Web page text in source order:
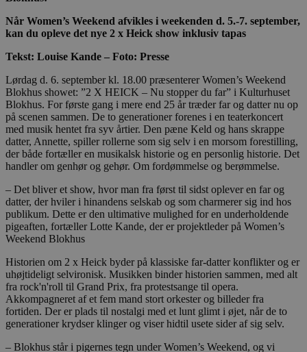
Når Women’s Weekend afvikles i weekenden d. 5.-7. september,
kan du opleve det nye 2 x Heick show inklusiv tapas
Tekst: Louise Kande – Foto: Presse
Lørdag d. 6. september kl. 18.00 præsenterer Women’s Weekend
Blokhus showet: ”2 X HEICK – Nu stopper du far” i Kulturhuset
Blokhus. For første gang i mere end 25 år træder far og datter nu op
på scenen sammen. De to generationer forenes i en teaterkoncert
med musik hentet fra syv årtier. Den pæne Keld og hans skrappe
datter, Annette, spiller rollerne som sig selv i en morsom forestilling,
der både fortæller en musikalsk historie og en personlig historie. Det
handler om genhør og gehør. Om fordømmelse og berømmelse.
– Det bliver et show, hvor man fra først til sidst oplever en far og
datter, der hviler i hinandens selskab og som charmerer sig ind hos
publikum. Dette er den ultimative mulighed for en underholdende
pigeaften, fortæller Lotte Kande, der er projektleder på Women’s
Weekend Blokhus
Historien om 2 x Heick byder på klassiske far-datter konflikter og er
uhøjtideligt selvironisk. Musikken binder historien sammen, med alt
fra rock'n'roll til Grand Prix, fra protestsange til opera.
Akkompagneret af et fem mand stort orkester og billeder fra
fortiden. Der er plads til nostalgi med et lunt glimt i øjet, når de to
generationer krydser klinger og viser hidtil usete sider af sig selv.
– Blokhus står i pigernes tegn under Women’s Weekend, og vi